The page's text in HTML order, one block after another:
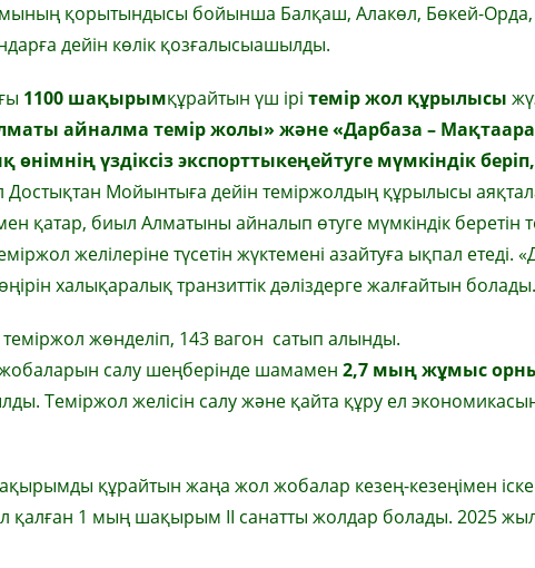
қорытындысы бойынша Балқаш, Алакөл, Бөкей-Орда,
дейін көлік қозғалысыашылды.
1100 шақырымқұрайтын үш ірі темір жол құрылысы
айналма темір жолы» және «Дарбаза –
өнімнің үздіксіз экспорттыкеңейтуге мүмкіндік
Достықтан Мойынтыға дейін теміржолдың құрылысы
қатар, биыл Алматыны айналып өтуге мүмкіндік
желілеріне түсетін жүктемені азайтуға ықпал етеді.
халықаралық транзиттік дәліздерге жалғайтын болады.
теміржол жөнделіп, 143 вагон сатып алынды.
жобаларын салу шеңберінде шамамен 2,7 мың жұмыс
Теміржол желісін салу және қайта құру ел
құрайтын жаңа жол жобалар кезең-кезеңімен
1 мың шақырым II санатты жолдар болады. 2025